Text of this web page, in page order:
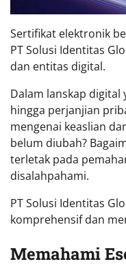
Sertifikat elektronik
PT Solusi Identitas
dan entitas digital.
Dalam lanskap
hingga perjanjian
mengenai keaslian
belum diubah?
terletak pada
disalahpahami.
PT Solusi Identitas
komprehensif dan
Memahami